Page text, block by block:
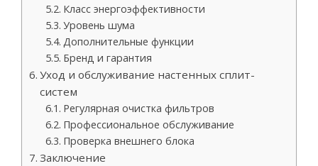
Класс энергоэффективности
Уровень шума
Дополнительные функции
Бренд и гарантия
Уход и обслуживание настенных сплит-
систем
Регулярная очистка фильтров
Профессиональное обслуживание
Проверка внешнего блока
Заключение